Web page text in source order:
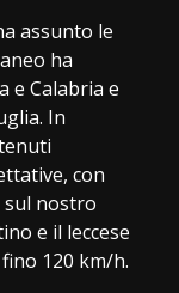
assunto le
ha
e Calabria e
In
con
sul nostro
e il leccese
120 km/h.